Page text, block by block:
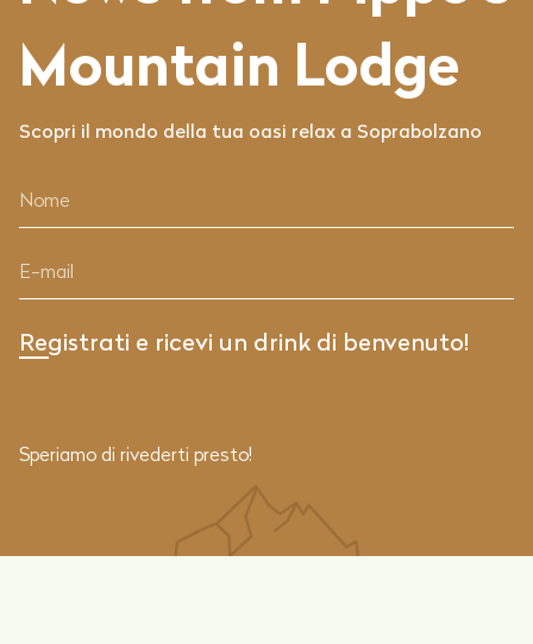
Mountain Lodge
Scopri il mondo della tua oasi relax a Soprabolzano
Speriamo di rivederti presto!